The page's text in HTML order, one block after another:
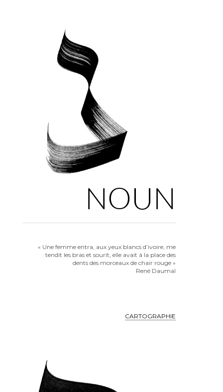
NOUN
« Une femme entra, aux yeux blancs d’ivoire, me
tendit les bras et sourit, elle avait à la place des
dents des morceaux de chair rouge »
René Daumal
CARTOGRAPHIE